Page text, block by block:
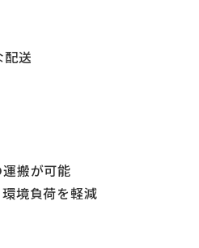
送
搬が可能
境負荷を軽減